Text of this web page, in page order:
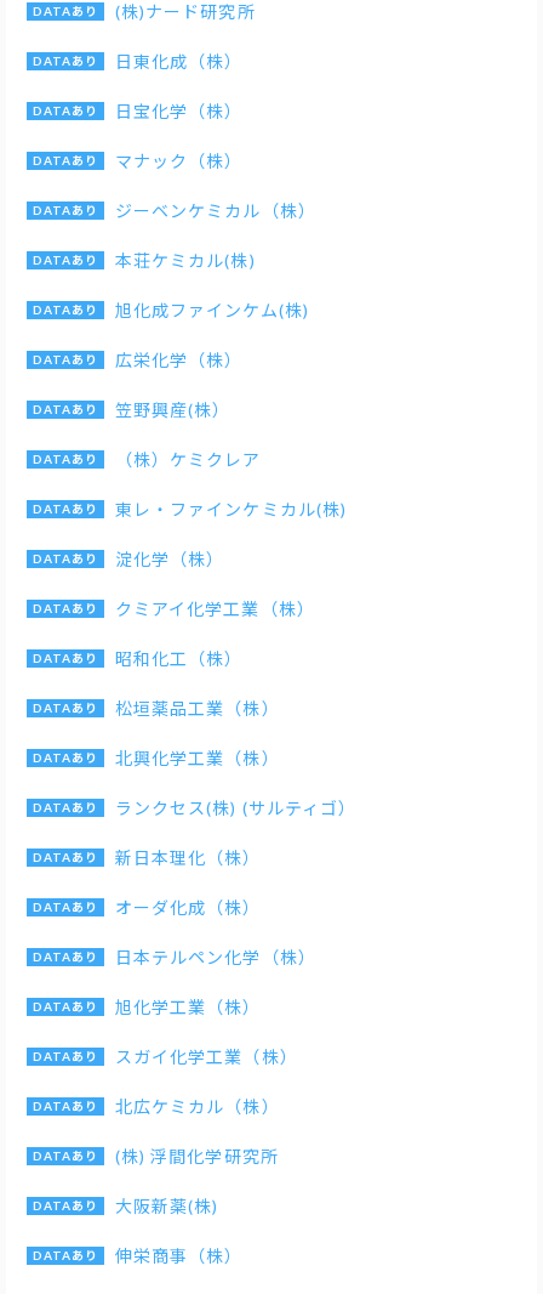
(株)ナード研究所
日東化成（株）
日宝化学（株）
マナック（株）
ジーベンケミカル（株）
本荘ケミカル(株)
旭化成ファインケム(株)
広栄化学（株）
笠野興産(株）
（株）ケミクレア
東レ・ファインケミカル(株)
淀化学（株）
クミアイ化学工業（株）
昭和化工（株）
松垣薬品工業（株）
北興化学工業（株）
ランクセス(株) (サルティゴ）
新日本理化（株）
オーダ化成（株）
日本テルペン化学（株）
旭化学工業（株）
スガイ化学工業（株）
北広ケミカル（株）
(株) 浮間化学研究所
大阪新薬(株)
伸栄商事（株）